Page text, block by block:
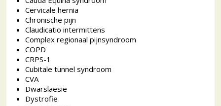
Cervicale hernia
Chronische pijn
Claudicatio intermittens
Complex regionaal pijnsyndroom
COPD
CRPS-1
Cubitale tunnel syndroom
CVA
Dwarslaesie
Dystrofie